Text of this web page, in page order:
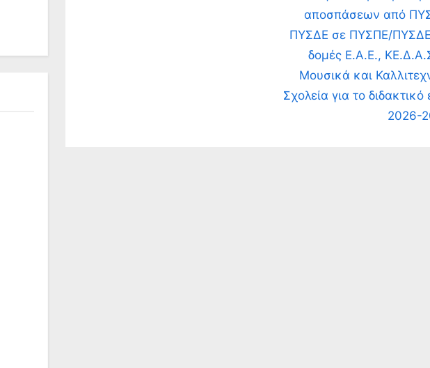
o
t
:
αποσπάσεων από
ΠΥΣΔΕ σε ΠΥΣΠΕ/
δομές Ε.Α.Ε.,
Μουσικά και
Σχολεία για το διδακτικό
2026-